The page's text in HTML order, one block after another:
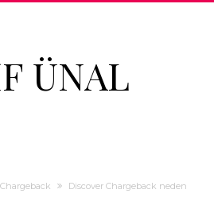
ÜNAL
Chargeback
Discover Chargeback neden